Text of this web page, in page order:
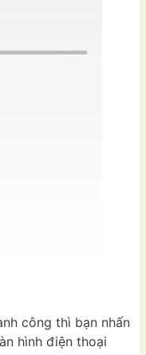
công thì bạn nhấn
hình điện thoại